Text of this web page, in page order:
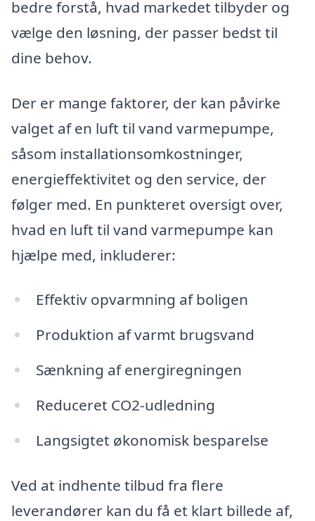
bedre forstå, hvad markedet tilbyder og
vælge den løsning, der passer bedst til
dine behov.
Der er mange faktorer, der kan påvirke
valget af en luft til vand varmepumpe,
såsom installationsomkostninger,
energieffektivitet og den service, der
følger med. En punkteret oversigt over,
hvad en luft til vand varmepumpe kan
hjælpe med, inkluderer:
Effektiv opvarmning af boligen
Produktion af varmt brugsvand
Sænkning af energiregningen
Reduceret CO2-udledning
Langsigtet økonomisk besparelse
Ved at indhente tilbud fra flere
leverandører kan du få et klart billede af,